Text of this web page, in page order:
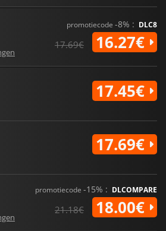
promotiecode -8% : DLC8
17.69€ 16.27€
17.45€
17.69€
promotiecode -15% : DLCOMPARE
21.18€ 18.00€